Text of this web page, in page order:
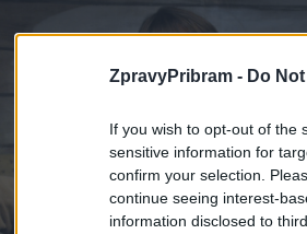
ZpravyPribram - Do
If you wish to opt-out of the
sensitive information for
confirm your selection.
continue seeing interest-
information disclosed to